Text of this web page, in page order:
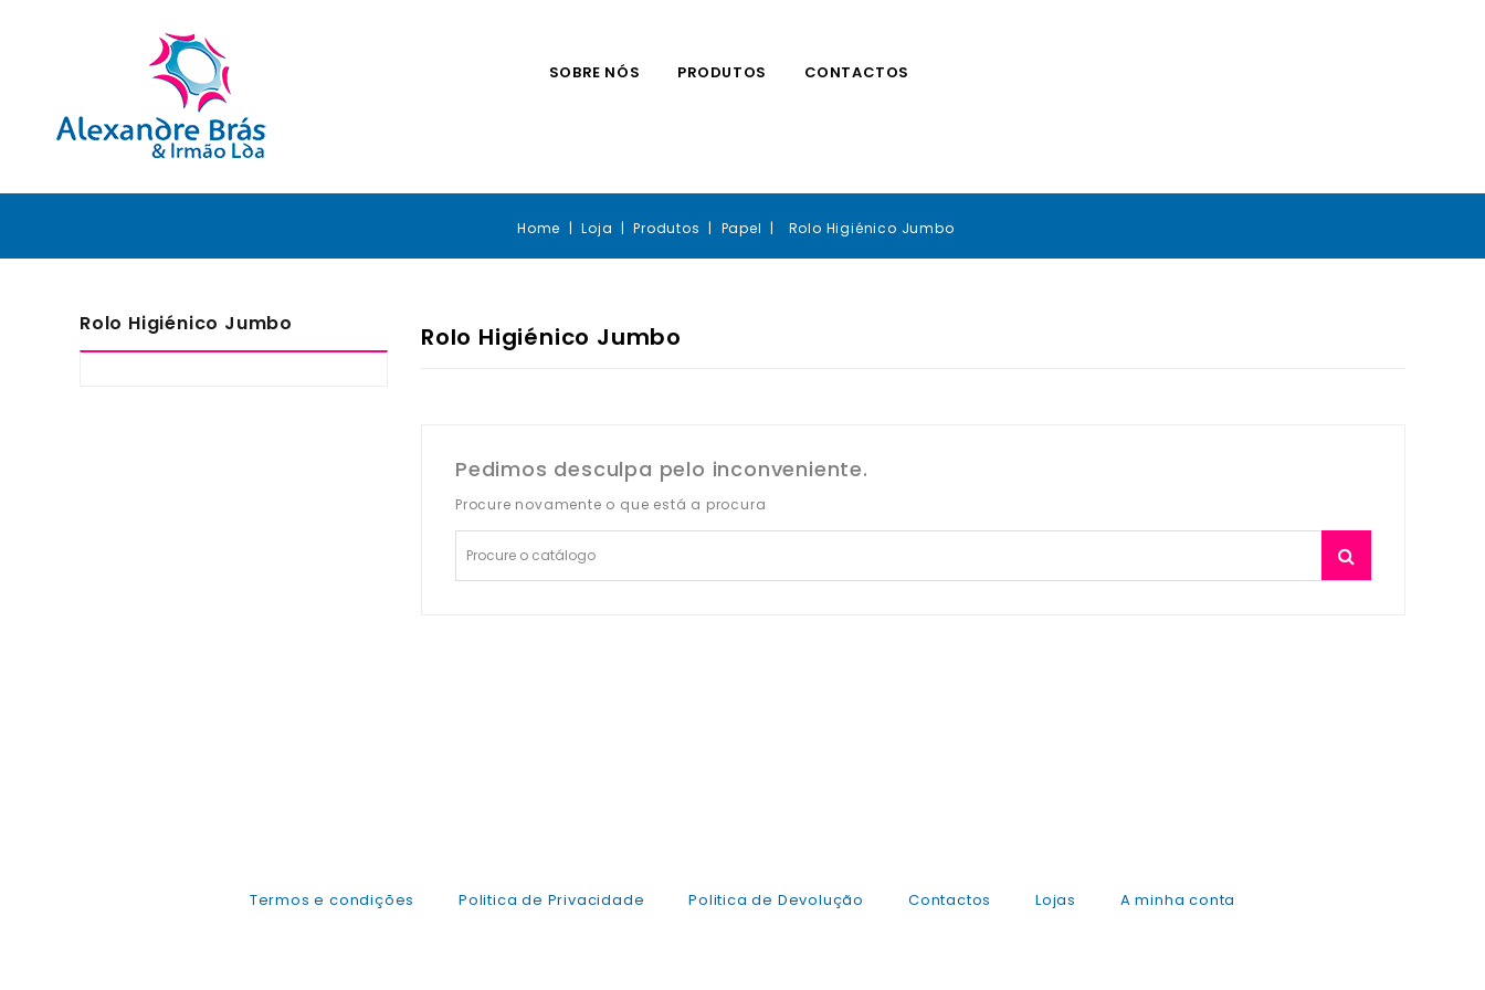
SOBRE NÓS PRODUTOS CONTACTOS
Home Loja Produtos Papel Rolo Higiénico Jumbo
Rolo Higiénico Jumbo Rolo Higiénico Jumbo
Pedimos desculpa pelo inconveniente.
Procure novamente o que está a procura
Termos e condições Politica de Privacidade Politica de Devolução Contactos Lojas A minha conta